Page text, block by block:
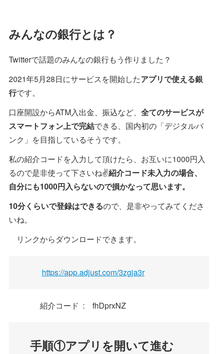
みんなの銀行とは？
Twitterで話題のみんなの銀行もう作りました？
2021年5月28日にサービスを開始したアプリで使える銀
行です。
口座開設からATM入出金、振込など、 全てのサービスが
スマートフォン上で完結できる、国内初の「デジタルバ
ンク」を目指しているそうです。
私の紹介コードを入力して頂けたら、お互いに1000円入
るので是非使って下さいね✌️紹介コード未入力の場合、
自分にも1000円入らないので損かなって思います。
10分くらいで登録はできるので、是非やってみてくださ
いね。
リンクからダウンロードできます。
https://app.adjust.com/3zgja3r
紹介コード : fhDprxNZ
手順①アプリを開いて進む